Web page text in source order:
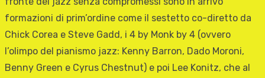
formazioni di prim’ordine come il sestetto co-diretto da
Chick Corea e Steve Gadd, i 4 by Monk by 4 (ovvero
l’olimpo del pianismo jazz: Kenny Barron, Dado Moroni,
Benny Green e Cyrus Chestnut) e poi Lee Konitz, che al